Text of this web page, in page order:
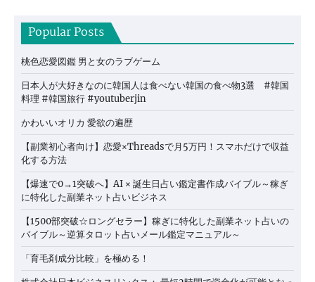
Popular Posts
桃色恋愛図鑑 男と女のラブゲーム
日本人が大好きなのに韓国人は食べない韓国の食べ物3選 #韓国
料理 #韓国旅行 #youtuberjin
かわいいオリカ 愛欲の遍歴
【副業初心者向け】恋愛×Threadsで月5万円！スマホだけで収益
化する方法
【爆速で0→1突破へ】AI × 誕生日占い鑑定書作成バイブル～稼ぎ
に特化した副業ネット占いビジネス
【1500部突破☆ロングセラー】稼ぎに特化した副業ネット占いの
バイブル～逆算タロット占いメール鑑定マニュアル～
「育毛剤成分比較」を極める！